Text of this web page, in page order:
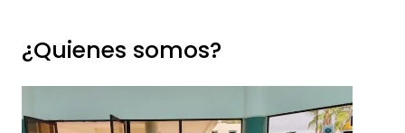
¿Quienes somos?